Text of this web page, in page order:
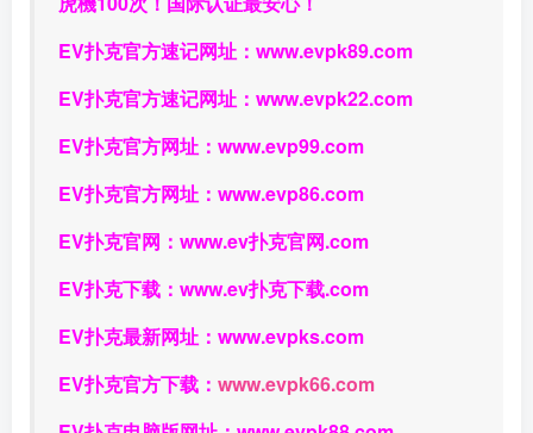
EV扑克官方速记网址： www.evpk89.com
EV扑克官方速记网址： www.evpk22.com
EV扑克官方网址： www.evp99.com
EV扑克官方网址： www.evp86.com
EV扑克官网： www.ev扑克官网.com
EV扑克下载： www.ev扑克下载.com
EV扑克最新网址： www.evpks.com
EV扑克官方下载： www.evpk66.com